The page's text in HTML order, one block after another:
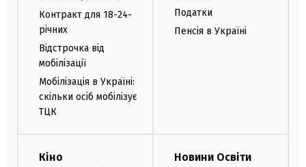
Контракт для 18-24-
річних
Відстрочка від
мобілізації
Мобілізація в Україні:
скільки осіб мобілізує
ТЦК
Податки
Пенсія в Україні
Кіно Новини Освіти